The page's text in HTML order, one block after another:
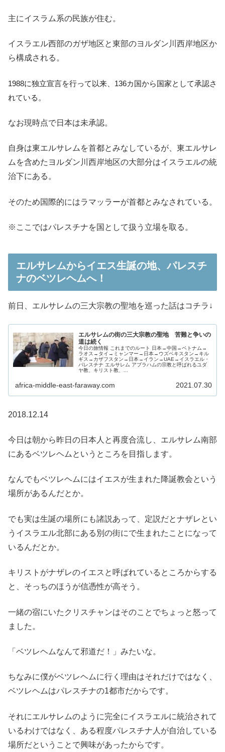
主にイスラム系の民族が住む。
イスラエル西部のガザ地区と東部のヨルダン川西岸地区か
ら構成される。
1988に独立宣言を行って以来、136カ国から国家として承認さ
れている。
なお現時点で日本は未承認。
自身は東エルサレムを首都とみなしているが、東エルサレ
ムを含めたヨルダン川西岸地区の大部分はイスラエルの統
治下にある。
そのため国際的にはラマッラーが首都とみなされている。
※ここではパレスチナを国として扱う立場を取る。
エルサレムからイエス生誕の地、パレスチ
ナのベツレヘムへ！
前日、エルサレムの三大宗教の聖地を巡った話はコチラ↓
エルサレムの街の三大宗教の聖地 苦難と争いの
道は続く
今日の旅情報 これまでのルート 日本→中国→ベトナム→
ラオス→タイ→ミャンマー→日本→ウズベキスタン→キル
ギス→カザフスタン→日本→イラン→UAE→イスラエル・
パレスチナ エルサレム アブラハムの宗教と呼ばれるユダ
ヤ教、キリスト教、...
africa-middle-east-faraway.com 2021.07.30
2018.12.14
今日は朝から昨日の日本人と再度合流し、エルサレム南部
にあるベツレヘムというところを目指します。
なんでもベツレヘムにはイエスが生まれた降誕教会という
場所があるんだとか。
でも実は生誕の場所にも諸説あって、定説だとナザレとい
うイスラエル北部にある別の街にで生まれたことになって
いるんだとか。
キリストがナザレのイエスと呼ばれているところからする
と、そっちのほうが信憑性が高そう。
一緒の宿にいたクリスチャンはそのことでちょっと怒って
ました。
「ベツレヘムなんて邪道だ！」みたいな。
ちなみに僕がベツレヘムに行く理由はそれだけではなく、
ベツレヘムはパレスチナの1都市だからです。
それにエルサレムのように完全にイスラエルに統治されて
いるわけではなく、ある程度パレスチナ人が自治している
場所だということで興味があったからです。